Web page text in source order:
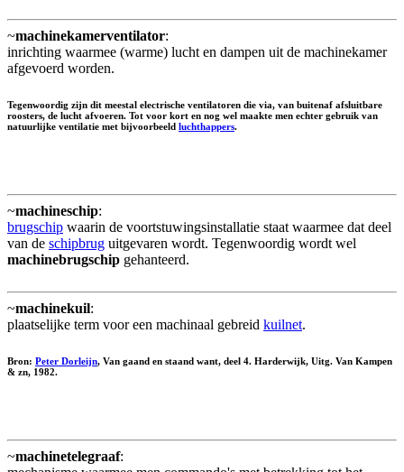
~machinekamerventilator:
inrichting waarmee (warme) lucht en dampen uit de machinekamer
afgevoerd worden.
Tegenwoordig zijn dit meestal electrische ventilatoren die via, van buitenaf afsluitbare
roosters, de lucht afvoeren. Tot voor kort en nog wel maakte men echter gebruik van
natuurlijke ventilatie met bijvoorbeeld luchthappers.
~machineschip:
brugschip waarin de voortstuwingsinstallatie staat waarmee dat deel
van de schipbrug uitgevaren wordt. Tegenwoordig wordt wel
machinebrugschip gehanteerd.
~machinekuil:
plaatselijke term voor een machinaal gebreid kuilnet.
Bron: Peter Dorleijn, Van gaand en staand want, deel 4. Harderwijk, Uitg. Van Kampen
& zn, 1982.
~machinetelegraaf: